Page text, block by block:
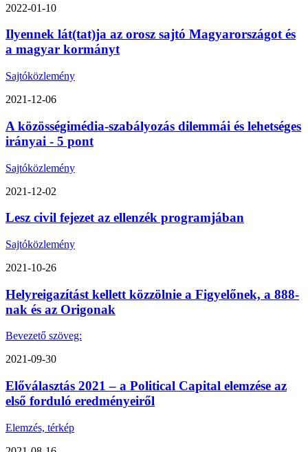
2022-01-10
Ilyennek lát(tat)ja az orosz sajtó Magyarországot és
a magyar kormányt
Sajtóközlemény
2021-12-06
A közösségimédia-szabályozás dilemmái és lehetséges
irányai - 5 pont
Sajtóközlemény
2021-12-02
Lesz civil fejezet az ellenzék programjában
Sajtóközlemény
2021-10-26
Helyreigazítást kellett közzölnie a Figyelőnek, a 888-
nak és az Origonak
Bevezető szöveg:
2021-09-30
Előválasztás 2021 – a Political Capital elemzése az
első forduló eredményeiről
Elemzés, térkép